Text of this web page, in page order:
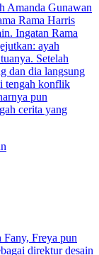
Amanda Gunawan
Rama Harris
Ingatan Rama
ayah
Setelah
dan dia langsung
tengah konflik
pun
cerita yang
Freya pun
direktur desain